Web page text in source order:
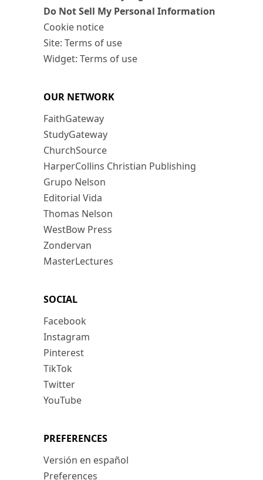
Do Not Sell My Personal Information
Cookie notice
Site: Terms of use
Widget: Terms of use
OUR NETWORK
FaithGateway
StudyGateway
ChurchSource
HarperCollins Christian Publishing
Grupo Nelson
Editorial Vida
Thomas Nelson
WestBow Press
Zondervan
MasterLectures
SOCIAL
Facebook
Instagram
Pinterest
TikTok
Twitter
YouTube
PREFERENCES
Versión en español
Preferences